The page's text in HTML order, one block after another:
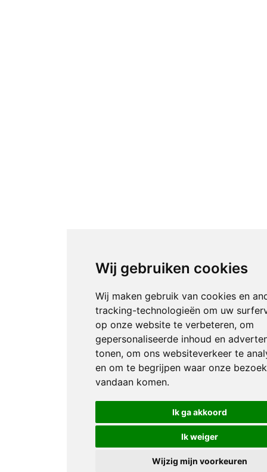
Wij gebruiken cookies
Wij maken gebruik van cookies en
tracking-technologieën om uw
op onze website te verbeteren, om
gepersonaliseerde inhoud en
tonen, om ons websiteverkeer te
en om te begrijpen waar onze
vandaan komen.
Ik ga akkoord
Ik weiger
Wijzig mijn voorkeuren